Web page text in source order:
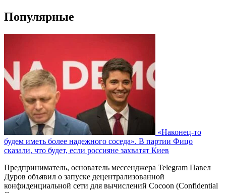
Популярные
«Наконец-то
будем иметь более надежного соседа». В партии Фицо
сказали, что будет, если россияне захватят Киев
Предприниматель, основатель мессенджера Telegram Павел
Дуров объявил о запуске децентрализованной
конфиденциальной сети для вычислений Cocoon (Confidential